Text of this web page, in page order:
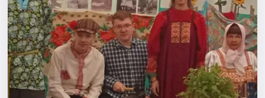
Спорт
События
Города